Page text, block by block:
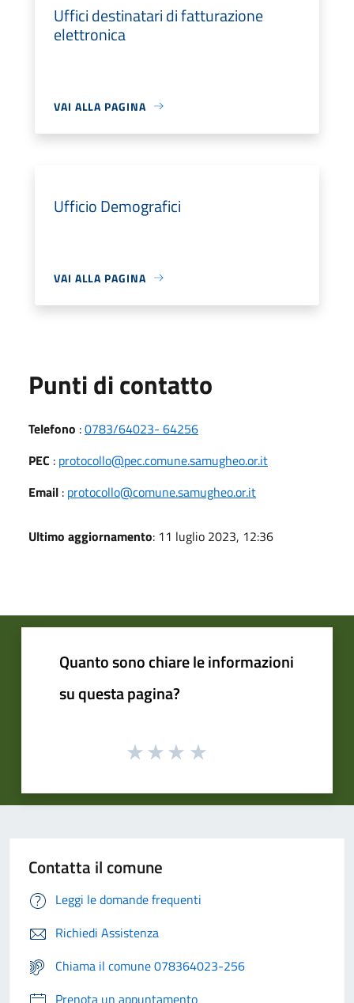
Uffici destinatari di fatturazione
elettronica
VAI ALLA PAGINA
Ufficio Demografici
VAI ALLA PAGINA
Punti di contatto
Telefono :0783/64023- 64256
PEC : protocollo@pec.comune.samugheo.or.it
Email : protocollo@comune.samugheo.or.it
Ultimo aggiornamento: 11 luglio 2023, 12:36
Quanto sono chiare le informazioni
su questa pagina?
Contatta il comune
Leggi le domande frequenti
Richiedi Assistenza
Chiama il comune 078364023-256